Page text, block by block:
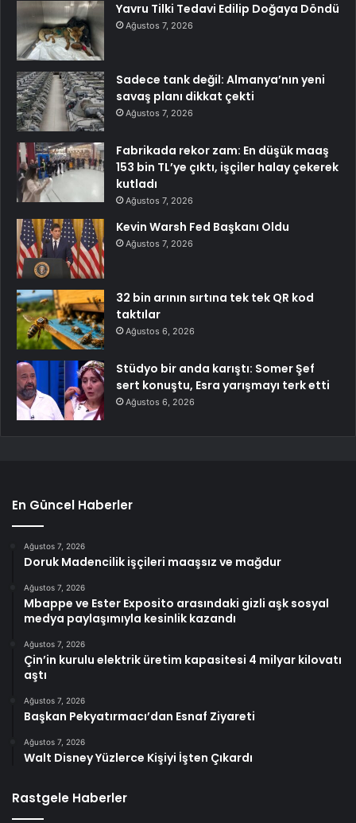
Yavru Tilki Tedavi Edilip Doğaya Döndü
Ağustos 7, 2026
Sadece tank değil: Almanya’nın yeni
savaş planı dikkat çekti
Ağustos 7, 2026
Fabrikada rekor zam: En düşük maaş
153 bin TL’ye çıktı, işçiler halay çekerek
kutladı
Ağustos 7, 2026
Kevin Warsh Fed Başkanı Oldu
Ağustos 7, 2026
32 bin arının sırtına tek tek QR kod
taktılar
Ağustos 6, 2026
Stüdyo bir anda karıştı: Somer Şef
sert konuştu, Esra yarışmayı terk etti
Ağustos 6, 2026
En Güncel Haberler
Ağustos 7, 2026
Doruk Madencilik işçileri maaşsız ve mağdur
Ağustos 7, 2026
Mbappe ve Ester Exposito arasındaki gizli aşk sosyal
medya paylaşımıyla kesinlik kazandı
Ağustos 7, 2026
Çin’in kurulu elektrik üretim kapasitesi 4 milyar kilovatı
aştı
Ağustos 7, 2026
Başkan Pekyatırmacı’dan Esnaf Ziyareti
Ağustos 7, 2026
Walt Disney Yüzlerce Kişiyi İşten Çıkardı
Rastgele Haberler